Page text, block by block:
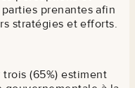
prenantes afin
stratégies et efforts.
(65%) estiment